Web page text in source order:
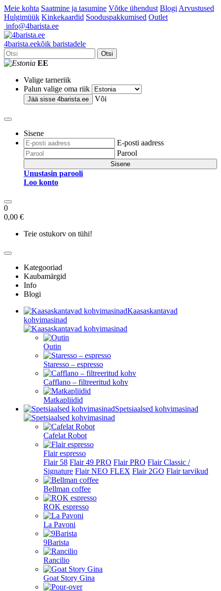
Meie kohta Saatmine ja tasumine Võtke ühendust Blogi Arvustused
Hulgimüük Kinkekaardid Sooduspakkumised Outlet
info@4barista.ee
4barista.eekõik baristadele
Otsi
EE
Valige tarneriik
Palun valige oma riik
Jää sisse 4barista.ee Või
Sisene
E-posti aadress
Parool
Sisene
Unustasin parooli
Loo konto
0
0,00 €
Teie ostukorv on tühi!
Kategooriad
Kaubamärgid
Info
Blogi
Kaasaskantavad
kohvimasinad
Outin
Staresso – espresso
Cafflano – filtreeritud kohv
Matkapliidid
Spetsiaalsed kohvimasinad
Cafelat Robot
Flair espresso
Flair 58 Flair 49 PRO Flair PRO Flair Classic /
Signature Flair NEO FLEX Flair 2GO Flair tarvikud
Bellman coffee
ROK espresso
La Pavoni
9Barista
Rancilio
Goat Story Gina